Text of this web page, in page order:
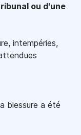
ou d'une
intempéries,
blessure a été